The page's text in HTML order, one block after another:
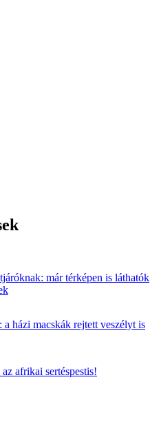
már térképen is láthatók
házi macskák rejtett veszélyt is
afrikai sertéspestis!